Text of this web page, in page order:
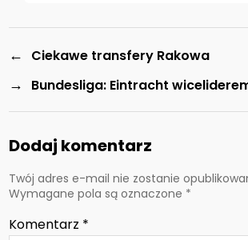
← Ciekawe transfery Rakowa
→ Bundesliga: Eintracht
Dodaj komentarz
Twój adres e-mail nie zostanie
Wymagane pola są oznaczone *
Komentarz *